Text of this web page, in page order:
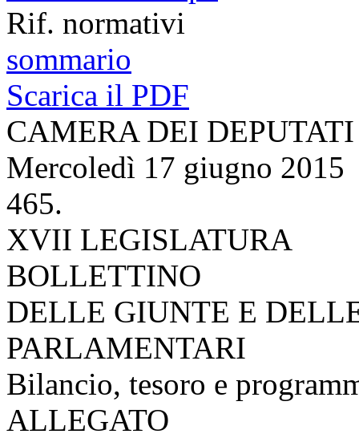
Rif. normativi
sommario
Scarica il PDF
CAMERA DEI DEPUTATI
Mercoledì 17 giugno 2015
465.
XVII LEGISLATURA
BOLLETTINO
DELLE GIUNTE E
PARLAMENTARI
Bilancio, tesoro e
ALLEGATO